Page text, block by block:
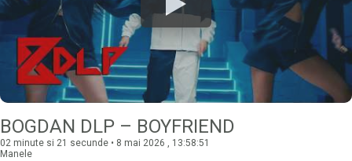
BOGDAN DLP – BOYFRIEND
02 minute si 21 secunde • 8 mai 2026 , 13:58:51
Manele